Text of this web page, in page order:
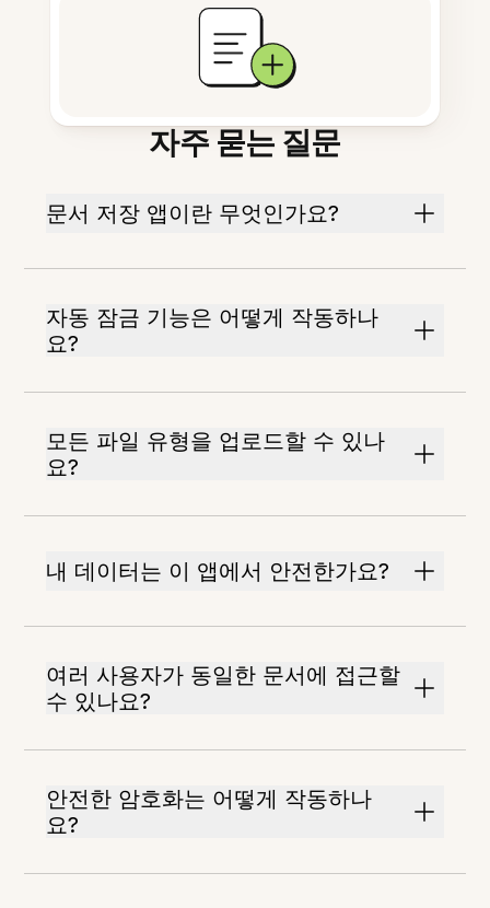
자주 묻는 질문
문서 저장 앱이란 무엇인가요?
자동 잠금 기능은 어떻게 작동하나
요?
모든 파일 유형을 업로드할 수 있나
요?
내 데이터는 이 앱에서 안전한가요?
여러 사용자가 동일한 문서에 접근할
수 있나요?
안전한 암호화는 어떻게 작동하나
요?